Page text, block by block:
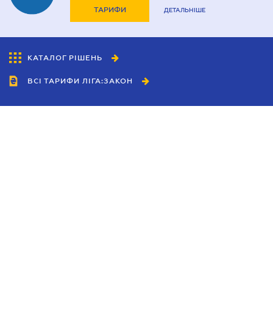
ТАРИФИ ДЕТАЛЬНІШЕ
КАТАЛОГ РІШЕНЬ
ВСІ ТАРИФИ ЛІГА:ЗАКОН